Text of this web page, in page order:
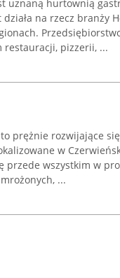
uznaną hurtownią
na rzecz branży
restauracji, pizzerii, ...
to prężnie rozwijające
w
przede wszystkim w
...